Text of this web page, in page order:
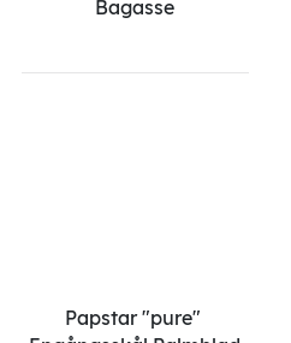
Bagasse
Papstar "pure"